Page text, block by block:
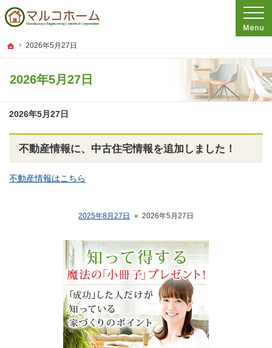
ホーム
2026年5月27日
2026年5月27日
プロの目線からご提案。新潟,南魚沼の注文住宅・新築戸建てを手がける工務店な
新潟,南魚沼の新築・注文住宅・新築戸建てを手がける工務店なら丸川屋工務店
2026年5月27日
不動産情報に、中古住宅情報を追加しました！
不動産情報はこちら
2025年8月27日 « 2026年5月27日